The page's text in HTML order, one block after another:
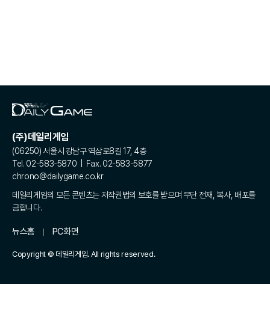
(주)데일리게임
(06250) 서울시 강남구 역삼로8길 17, 4층
Tel. 02-583-5870 | Fax. 02-583-5877
chrono@dailygame.co.kr
데일리게임의 모든 콘텐츠는 저작권법의 보호를 받으며 무단 전재, 복사, 배포를
금합니다.
뉴스홈 PC화면
Copyright © 데일리게임. All rights reserved.